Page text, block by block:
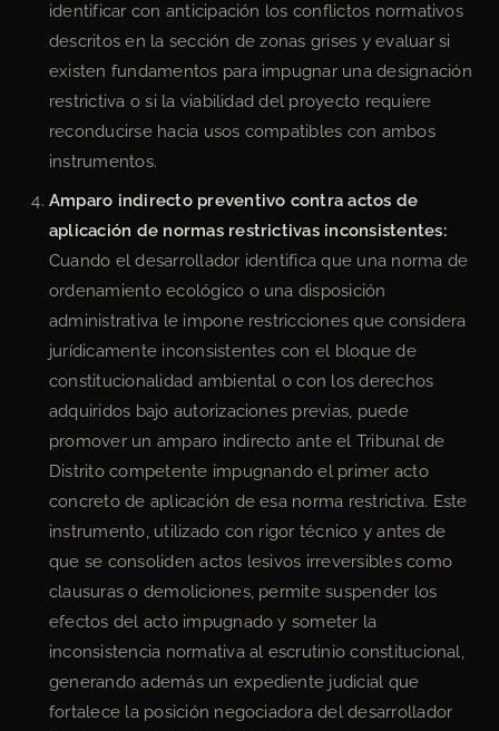
identificar con anticipación los conflictos normativos
descritos en la sección de zonas grises y evaluar si
existen fundamentos para impugnar una designación
restrictiva o si la viabilidad del proyecto requiere
reconducirse hacia usos compatibles con ambos
instrumentos.
Amparo indirecto preventivo contra actos de
aplicación de normas restrictivas inconsistentes:
Cuando el desarrollador identifica que una norma de
ordenamiento ecológico o una disposición
administrativa le impone restricciones que considera
jurídicamente inconsistentes con el bloque de
constitucionalidad ambiental o con los derechos
adquiridos bajo autorizaciones previas, puede
promover un amparo indirecto ante el Tribunal de
Distrito competente impugnando el primer acto
concreto de aplicación de esa norma restrictiva. Este
instrumento, utilizado con rigor técnico y antes de
que se consoliden actos lesivos irreversibles como
clausuras o demoliciones, permite suspender los
efectos del acto impugnado y someter la
inconsistencia normativa al escrutinio constitucional,
generando además un expediente judicial que
fortalece la posición negociadora del desarrollador